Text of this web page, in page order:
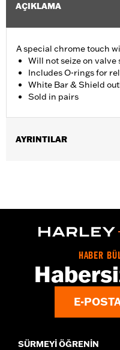
AÇIKLAMA
A special chrome touch
Will not seize on valve
Includes O-rings for
White Bar & Shield
Sold in pairs
AYRINTILAR
WARRANTY:1 year limited
HABER
E-
SÜRMEYI ÖĞRENIN